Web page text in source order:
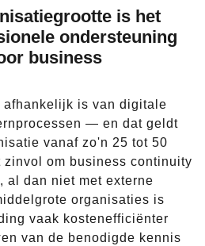
is het
ondersteuning
business
is van digitale
— en dat geldt
vanaf zo'n 25 tot 50
om business continuity
al dan niet met externe
organisaties is
vaak kostenefficiënter
van de benodigde kennis